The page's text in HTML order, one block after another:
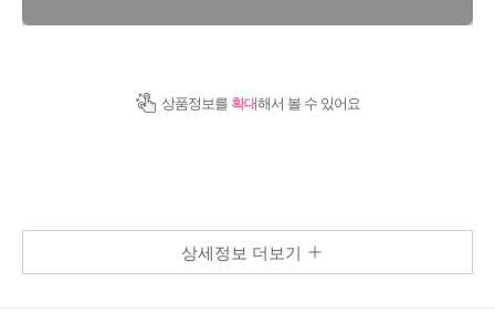
상품정보를 확대해서 볼 수 있어요
상세정보 더보기